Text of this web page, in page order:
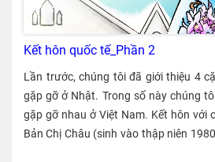
Kết hôn quốc tế_Phần 2
Lần trước, chúng tôi đã giới thiệu 4
gặp gỡ ở Nhật. Trong số này chúng
gặp gỡ nhau ở Việt Nam. Kết hôn với cấp trên ở công ty Nhật
Bản Chị Châu (sinh vào thập niên 1980) tốt nghiệp Khoa tiếng